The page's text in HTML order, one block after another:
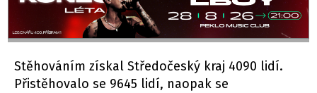
Stěhováním získal Středočeský kraj 4090 lidí.
Přistěhovalo se 9645 lidí, naopak se